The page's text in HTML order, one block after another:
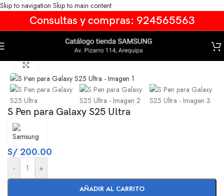
Skip to navigation Skip to main content
Consultas y compras: 924565563
S Pen para Galaxy S25 Ultra
S/200.00
- +
AÑADIR AL CARRITO